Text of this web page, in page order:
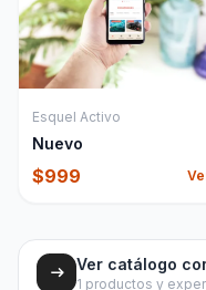
Esquel Activo
Nuevo
$999
Ver catálogo
1 productos y